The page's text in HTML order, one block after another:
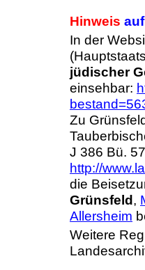
Hinweis
In der
jüdischer
einsehbar:
Zu
J 386 Bü.
http://
die
Grünsfeld,
Allersheim
Weitere